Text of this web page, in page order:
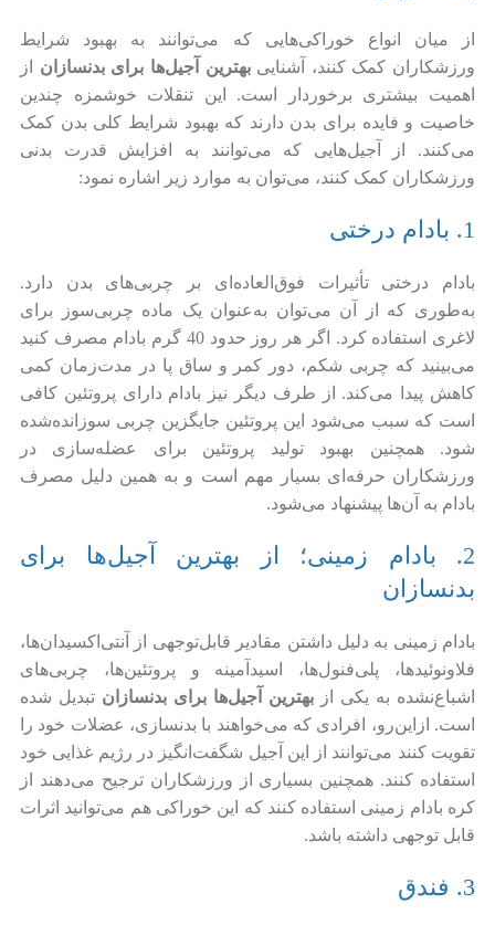
از میان انواع خوراکی‌هایی که می‌توانند به بهبود شرایط
ورزشکاران کمک کنند، آشناییبهترین آجیل‌ها برای بدنسازان از
اهمیت بیشتری برخوردار است. این تنقلات خوشمزه چندین
خاصیت و فایده برای بدن دارند که بهبود شرایط کلی بدن کمک
می‌کنند. از آجیل‌هایی که می‌توانند به افزایش قدرت بدنی
ورزشکاران کمک کنند، می‌توان به موارد زیر اشاره نمود:
1. بادام درختی
بادام درختی تأثیرات فوق‌العاده‌ای بر چربی‌های بدن دارد.
به‌طوری که از آن می‌توان به‌عنوان یک ماده چربی‌سوز برای
لاغری استفاده کرد. اگر هر روز حدود 40 گرم بادام مصرف کنید
می‌بینید که چربی شکم، دور کمر و ساق پا در مدت‌زمان کمی
کاهش پیدا می‌کند. از طرف دیگر نیز بادام دارای پروتئین کافی
است که سبب می‌شود این پروتئین جایگزین چربی سوزانده‌شده
شود. همچنین بهبود تولید پروتئین برای عضله‌سازی در
ورزشکاران حرفه‌ای بسیار مهم است و به همین دلیل مصرف
بادام به آن‌ها پیشنهاد می‌شود.
2. بادام زمینی؛ از بهترین آجیل‌ها برای
بدنسازان
بادام زمینی به دلیل داشتن مقادیر قابل‌توجهی از آنتی‌اکسیدان‌ها،
فلاونوئیدها، پلی‌فنول‌ها، اسیدآمینه و پروتئین‌ها، چربی‌های
اشباع‌نشده به یکی از بهترین آجیل‌ها برای بدنسازان تبدیل شده
است. ازاین‌رو، افرادی که می‌خواهند با بدنسازی، عضلات خود را
تقویت کنند می‌توانند از این آجیل شگفت‌انگیز در رژیم غذایی خود
استفاده کنند. همچنین بسیاری از ورزشکاران ترجیح می‌دهند از
کره بادام زمینی استفاده کنند که این خوراکی هم می‌توانید اثرات
قابل توجهی داشته باشد.
3. فندق